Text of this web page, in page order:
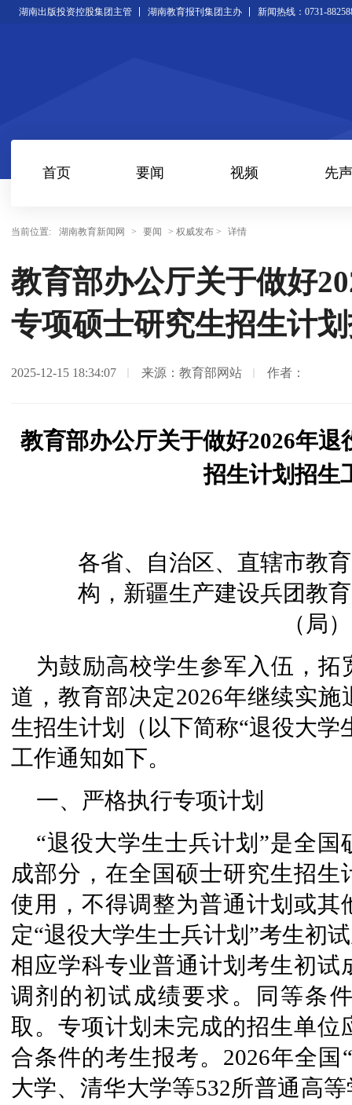
湖南出版投资控股集团主管 湖南教育报刊集团主办 新闻热线：0731-
首页 要闻 视频 先声
当前位置: 湖南教育新闻网 > 要闻 > 权威发布 > 详情
教育部办公厅关于做好
专项硕士研究生招生计
2025-12-15 18:34:07 来源：教育部网站 作者：
教育部办公厅关于做好2026年
招生计划招生
各省、自治区、直辖市教
构，新疆生产建设兵团教
（局
为鼓励高校学生参军入伍，
道，教育部决定2026年继续实
生招生计划（以下简称“退役大
工作通知如下。
一、严格执行专项计划
“退役大学生士兵计划”是全
成部分，在全国硕士研究生招
使用，不得调整为普通计划或
定“退役大学生士兵计划”考生初
相应学科专业普通计划考生初
调剂的初试成绩要求。同等条
取。专项计划未完成的招生单
合条件的考生报考。2026年全
大学、清华大学等532所普通高